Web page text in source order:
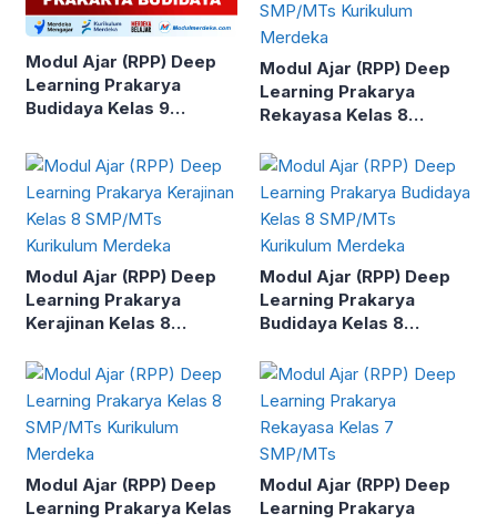
Modul Ajar (RPP) Deep
Learning Prakarya
Budidaya Kelas 9
Merdeka
Modul Ajar (RPP) Deep
Learning Prakarya
Rekayasa Kelas 8
Merdeka
Modul Ajar (RPP) Deep
Learning Prakarya
Kerajinan Kelas 8
Merdeka
Modul Ajar (RPP) Deep
Learning Prakarya
Budidaya Kelas 8
Merdeka
Modul Ajar (RPP) Deep
Learning Prakarya Kelas
Modul Ajar (RPP) Deep
Learning Prakarya